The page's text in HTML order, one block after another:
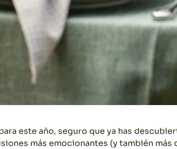
este año, seguro que ya has
más emocionantes (y también más